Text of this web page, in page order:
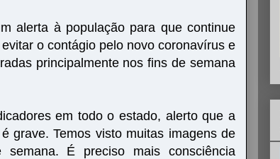
alerta à população para que continue
o contágio pelo novo coronavírus e
principalmente nos fins de semana
em todo o estado, alerto que a
grave. Temos visto muitas imagens de
semana. É preciso mais consciência